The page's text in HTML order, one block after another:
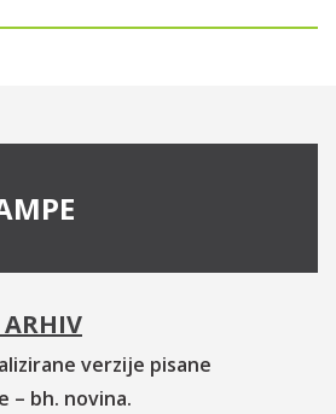
ARHIV
verzije pisane
– bh. novina.